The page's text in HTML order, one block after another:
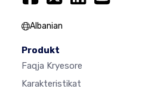
Albanian
Produkt
Faqja Kryesore
Karakteristikat